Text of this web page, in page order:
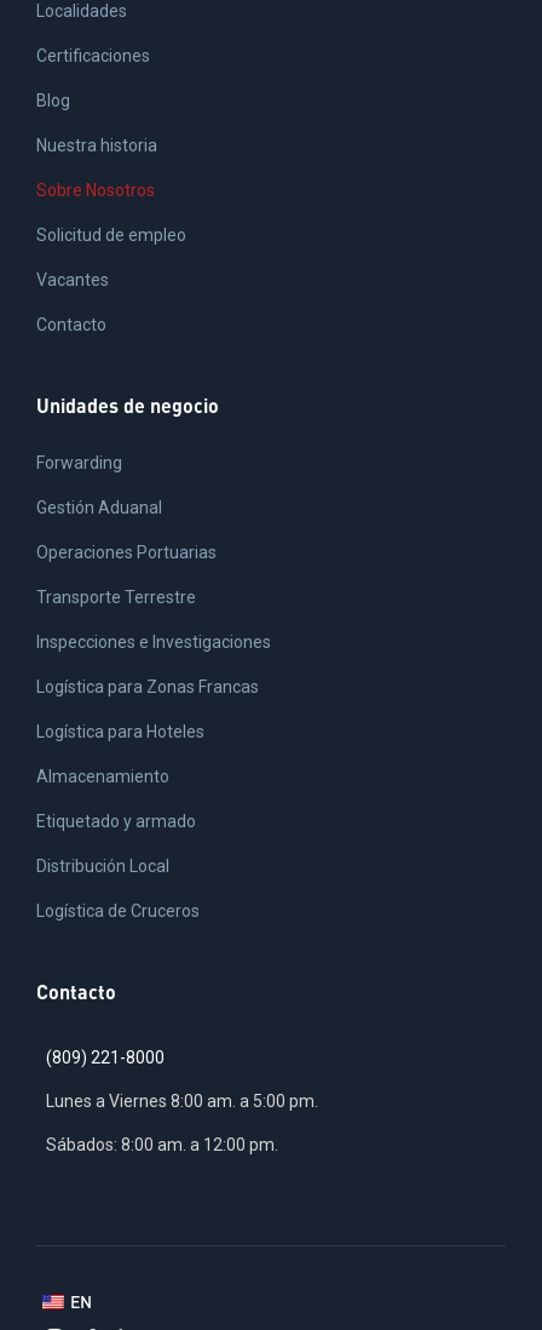
Localidades
Certificaciones
Blog
Nuestra historia
Sobre Nosotros
Solicitud de empleo
Vacantes
Contacto
Unidades de negocio
Forwarding
Gestión Aduanal
Operaciones Portuarias
Transporte Terrestre
Inspecciones e Investigaciones
Logística para Zonas Francas
Logística para Hoteles
Almacenamiento
Etiquetado y armado
Distribución Local
Logística de Cruceros
Contacto
(809) 221-8000
Lunes a Viernes 8:00 am. a 5:00 pm.
Sábados: 8:00 am. a 12:00 pm.
EN